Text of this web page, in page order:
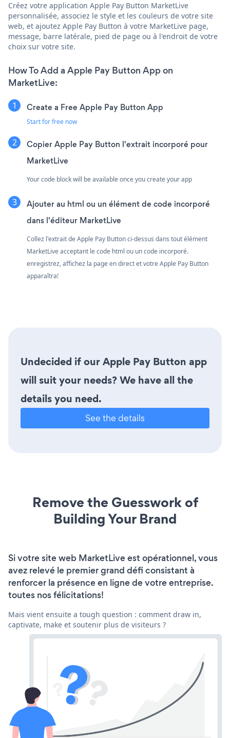
Créez votre application Apple Pay Button MarketLive
personnalisée, associez le style et les couleurs de votre site
web, et ajoutez Apple Pay Button à votre MarketLive page,
message, barre latérale, pied de page ou à l'endroit de votre
choix sur votre site.
How To Add a Apple Pay Button App on
MarketLive:
Create a Free Apple Pay Button App
Start for free now
Copier Apple Pay Button l'extrait incorporé pour
MarketLive
Your code block will be available once you create your app
Ajouter au html ou un élément de code incorporé
dans l'éditeur MarketLive
Collez l'extrait de Apple Pay Button ci-dessus dans tout élément
MarketLive acceptant le code html ou un code incorporé.
enregistrez, affichez la page en direct et votre Apple Pay Button
apparaîtra!
Undecided if our Apple Pay Button app
will suit your needs? We have all the
details you need.
See the details
Remove the Guesswork of
Building Your Brand
Si votre site web MarketLive est opérationnel, vous
avez relevé le premier grand défi consistant à
renforcer la présence en ligne de votre entreprise.
toutes nos félicitations!
Mais vient ensuite a tough question : comment draw in,
captivate, make et soutenir plus de visiteurs ?